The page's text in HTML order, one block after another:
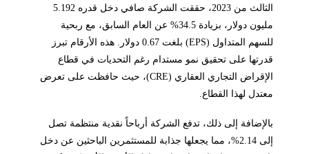
الثالث من 2023، حققت الشركة صافي دخل قدره 5.192
مليون دولار، بزيادة 34.5% عن العام السابق، مع ربحية
للسهم المتداول (EPS) بلغت 0.67 دولار. هذه الأرقام تبرز
قدرتها على تحقيق نمو مستدام رغم التحديات في قطاع
الإقراض التجاري العقاري (CRE)، حيث حافظت على تعرض
معتدل لهذا القطاع.
بالإضافة إلى ذلك، تدفع الشركة أرباحاً نقدية منتظمة تصل
إلى 2.14%، مما يجعلها جذابة للمستثمرين الباحثين عن دخل